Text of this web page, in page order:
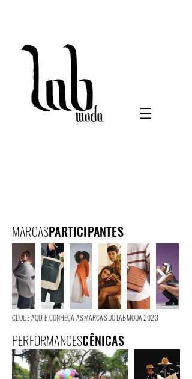
MARCASPARTICIPANTES
CLIQUE AQUI E CONHEÇA AS MARCAS DO LABMODA 2023
PERFORMANCESCÊNICAS